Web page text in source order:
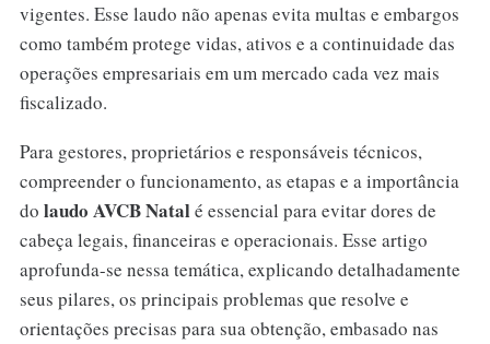
vigentes. Esse laudo não apenas evita multas e embargos
como também protege vidas, ativos e a continuidade das
operações empresariais em um mercado cada vez mais
fiscalizado.
Para gestores, proprietários e responsáveis técnicos,
compreender o funcionamento, as etapas e a importância
do laudo AVCB Natalé essencial para evitar dores de
cabeça legais, financeiras e operacionais. Esse artigo
aprofunda-se nessa temática, explicando detalhadamente
seus pilares, os principais problemas que resolve e
orientações precisas para sua obtenção, embasado nas